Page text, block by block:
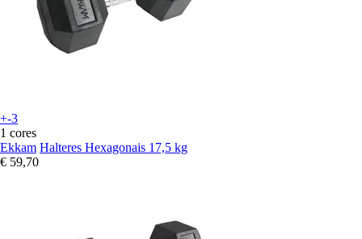
+-3
1 cores
Ekkam Halteres Hexagonais 17,5 kg
€ 59,70